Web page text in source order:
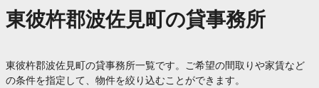
東彼杵郡波佐見町の貸事務所
東彼杵郡波佐見町の貸事務所一覧です。ご希望の間取りや家賃など
の条件を指定して、物件を絞り込むことができます。